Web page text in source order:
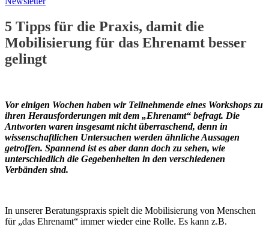
5 Tipps für die Praxis, damit die
Mobilisierung für das Ehrenamt besser
gelingt
Vor einigen Wochen haben wir Teilnehmende eines Workshops zu
ihren Herausforderungen mit dem „Ehrenamt“ befragt. Die
Antworten waren insgesamt nicht überraschend, denn in
wissenschaftlichen Untersuchen werden ähnliche Aussagen
getroffen. Spannend ist es aber dann doch zu sehen, wie
unterschiedlich die Gegebenheiten in den verschiedenen
Verbänden sind.
In unserer Beratungspraxis spielt die Mobilisierung von Menschen
für „das Ehrenamt“ immer wieder eine Rolle. Es kann z.B.